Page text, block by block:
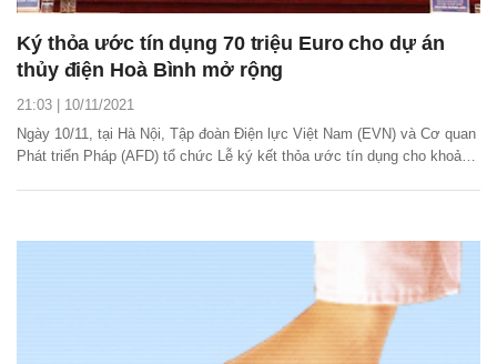
Ký thỏa ước tín dụng 70 triệu Euro cho dự án
thủy điện Hoà Bình mở rộng
21:03 | 10/11/2021
Ngày 10/11, tại Hà Nội, Tập đoàn Điện lực Việt Nam (EVN) và Cơ quan
Phát triển Pháp (AFD) tổ chức Lễ ký kết thỏa ước tín dụng cho khoản